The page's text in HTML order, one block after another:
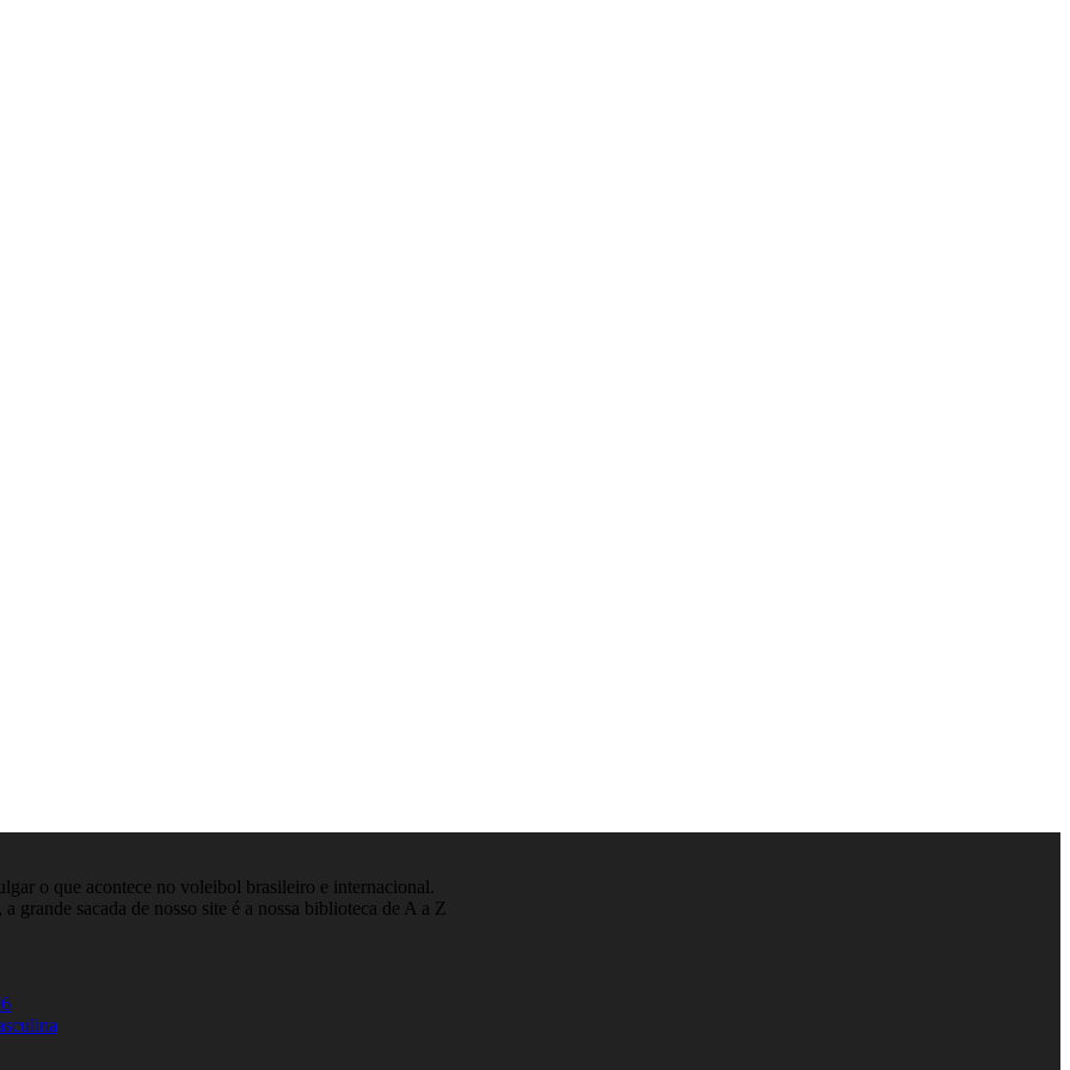
o que acontece no voleibol brasileiro e internacional.
grande sacada de nosso site é a nossa biblioteca de A a Z